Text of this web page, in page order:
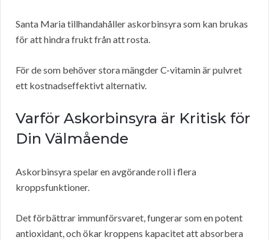
Santa Maria tillhandahåller askorbinsyra som kan brukas
för att hindra frukt från att rosta.
För de som behöver stora mängder C-vitamin är pulvret
ett kostnadseffektivt alternativ.
Varför Askorbinsyra är Kritisk för
Din Välmående
Askorbinsyra spelar en avgörande roll i flera
kroppsfunktioner.
Det förbättrar immunförsvaret, fungerar som en potent
antioxidant, och ökar kroppens kapacitet att absorbera